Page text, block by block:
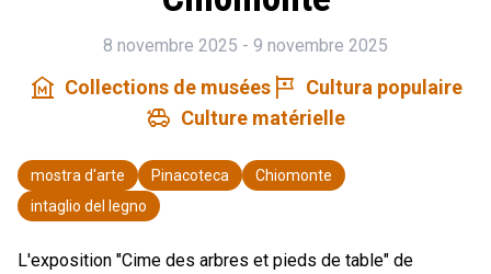
8 novembre 2025 - 9 novembre 2025
museum Collections de muséestour Cultura populaire
toys Culture matérielle
mostra d'arte Pinacoteca
Chiomonte
intaglio del legno
L'exposition "Cime des arbres et pieds de table" de